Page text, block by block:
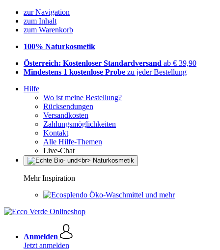
zur Navigation
zum Inhalt
zum Warenkorb
100% Naturkosmetik
Österreich: Kostenloser Standardversand ab € 39,90
Mindestens 1 kostenlose Probe zu jeder Bestellung
Hilfe
Wo ist meine Bestellung?
Rücksendungen
Versandkosten
Zahlungsmöglichkeiten
Kontakt
Alle Hilfe-Themen
Live-Chat
Mehr Inspiration
Öko-Waschmittel und mehr
Anmelden
Jetzt anmelden